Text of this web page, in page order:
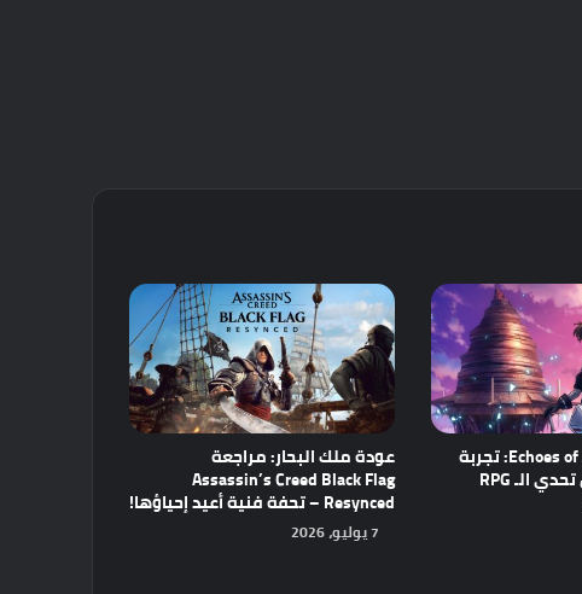
مراجعة Echoes of Aincrad: تجربة
واعدة تجمع بين تحدي الـ RPG
عودة ملك البحار: مراجعة
Assassin’s Creed Black Flag
Resynced – تحفة فنية أعيد إحياؤها!
7 يوليو، 2026